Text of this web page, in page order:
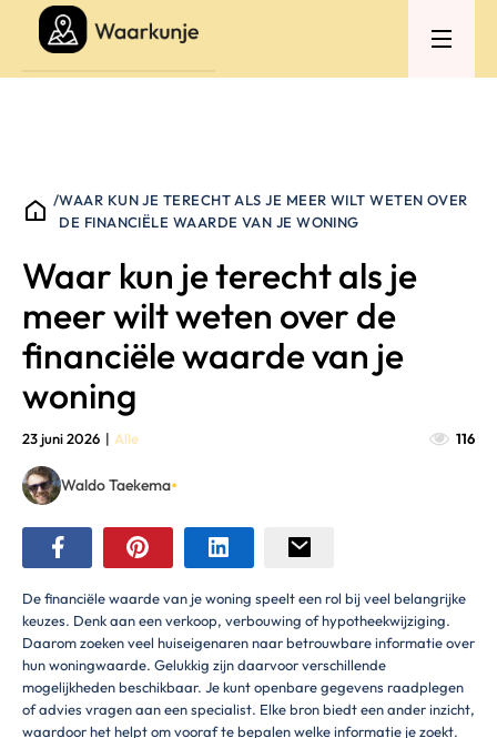
/WAAR KUN JE TERECHT ALS JE MEER WILT WETEN OVER
DE FINANCIËLE WAARDE VAN JE WONING
Waar kun je terecht als je
meer wilt weten over de
financiële waarde van je
woning
23 juni 2026 | Alle 116
Waldo Taekema•
De financiële waarde van je woning speelt een rol bij veel belangrijke
keuzes. Denk aan een verkoop, verbouwing of hypotheekwijziging.
Daarom zoeken veel huiseigenaren naar betrouwbare informatie over
hun woningwaarde. Gelukkig zijn daarvoor verschillende
mogelijkheden beschikbaar. Je kunt openbare gegevens raadplegen
of advies vragen aan een specialist. Elke bron biedt een ander inzicht,
waardoor het helpt om vooraf te bepalen welke informatie je zoekt.